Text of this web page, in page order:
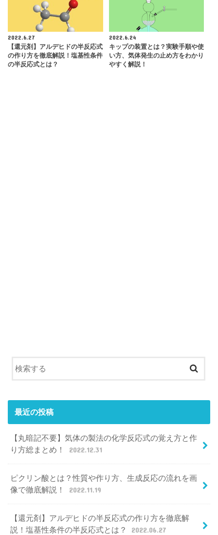
2022.6.27
【還元剤】アルデヒドの半反応式
の作り方を徹底解説！塩基性条件
の半反応式とは？
2022.6.24
キップの装置とは？実験手順や使
い方、気体発生の止め方をわかり
やすく解説！
最近の投稿
【丸暗記不要】気体の製法の化学反応式の覚え方と作
り方総まとめ！
2022.12.31
ピクリン酸とは？性質や作り方、生成反応の流れを画
像で徹底解説！
2022.11.19
【還元剤】アルデヒドの半反応式の作り方を徹底解
説！塩基性条件の半反応式とは？
2022.06.27